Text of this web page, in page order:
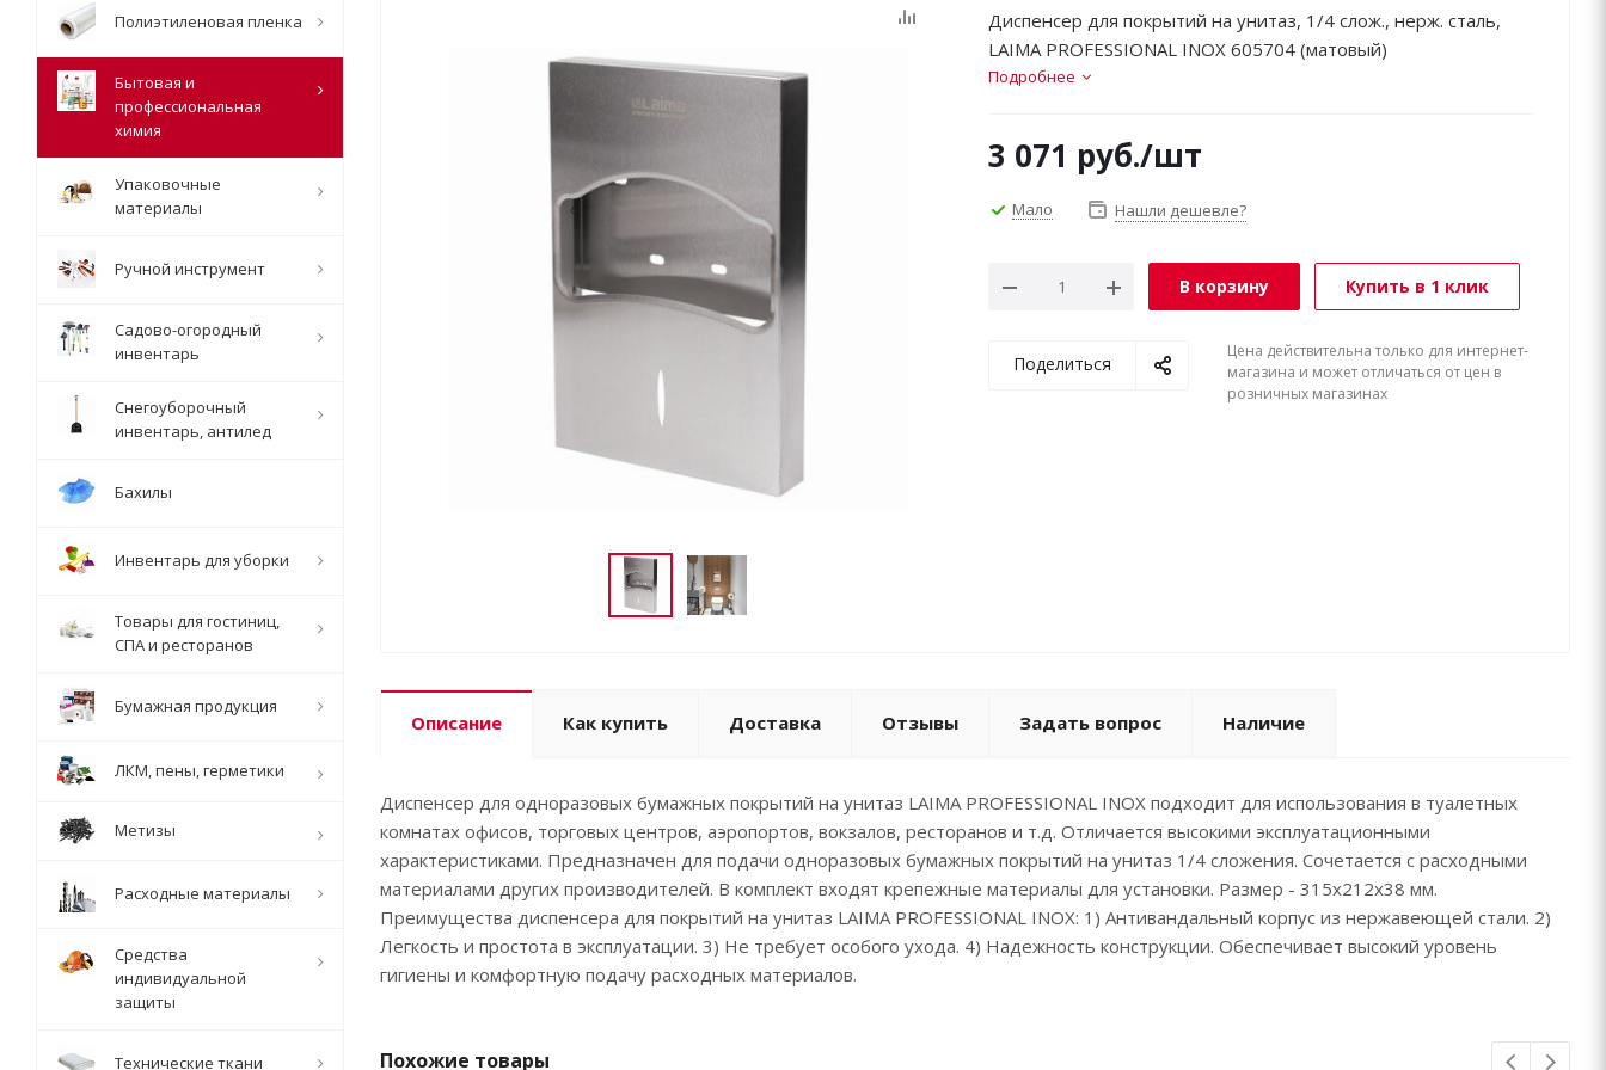
Диспенсер для покрытий на унитаз, 1/4 слож., нерж. сталь,
LAIMA PROFESSIONAL INOX 605704 (матовый)
Подробнее
3 071 руб./шт
Мало Нашли дешевле?
В корзину Купить в 1 клик
Поделиться
Цена действительна только для интернет-
магазина и может отличаться от цен в
розничных магазинах
Описание Как купить Доставка Отзывы Задать вопрос Наличие
Диспенсер для одноразовых бумажных покрытий на унитаз LAIMA PROFESSIONAL INOX подходит для использования в туалетных
комнатах офисов, торговых центров, аэропортов, вокзалов, ресторанов и т.д. Отличается высокими эксплуатационными
характеристиками. Предназначен для подачи одноразовых бумажных покрытий на унитаз 1/4 сложения. Сочетается с расходными
материалами других производителей. В комплект входят крепежные материалы для установки. Размер - 315х212х38 мм.
Преимущества диспенсера для покрытий на унитаз LAIMA PROFESSIONAL INOX: 1) Антивандальный корпус из нержавеющей стали. 2)
Легкость и простота в эксплуатации. 3) Не требует особого ухода. 4) Надежность конструкции. Обеспечивает высокий уровень
гигиены и комфортную подачу расходных материалов.
Похожие товары
Полиэтиленовая пленка
Бытовая и
профессиональная
химия
Упаковочные
материалы
Ручной инструмент
Садово-огородный
инвентарь
Снегоуборочный
инвентарь, антилед
Бахилы
Инвентарь для уборки
Товары для гостиниц,
СПА и ресторанов
Бумажная продукция
ЛКМ, пены, герметики
Метизы
Расходные материалы
Средства
индивидуальной
защиты
Технические ткани